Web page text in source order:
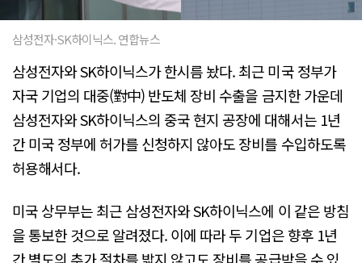
삼성전자·SK하이닉스. 연합뉴스
삼성전자와 SK하이닉스가 한시름 놨다. 최근 미국 정부가
자국 기업의 대중(對中) 반도체 장비 수출을 금지한 가운데
삼성전자와 SK하이닉스의 중국 현지 공장에 대해서는 1년
간 미국 정부에 허가를 신청하지 않아도 장비를 수입하도록
허용해서다.
미국 상무부는 최근 삼성전자와 SK하이닉스에 이 같은 방침
을 통보한 것으로 알려졌다. 이에 따라 두 기업은 향후 1년